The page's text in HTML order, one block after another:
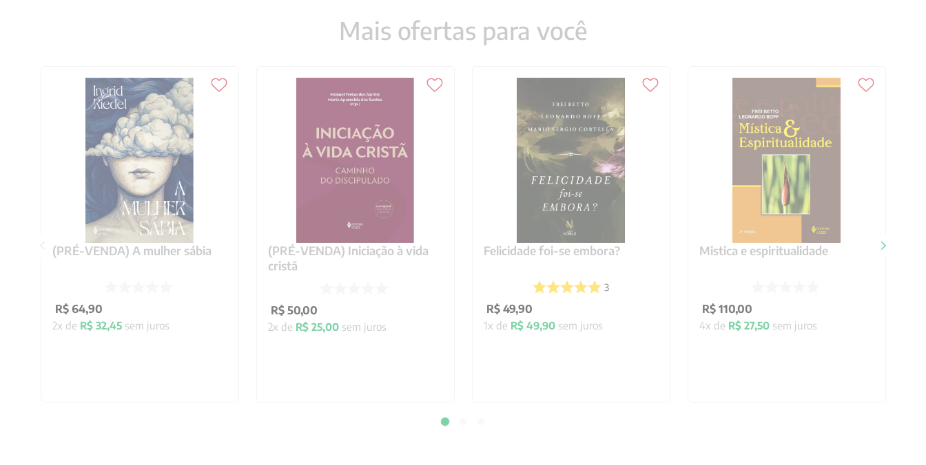
Mais ofertas para você
(PRÉ-VENDA) A mulher sábia
R$ 64,90
2x de R$ 32,45sem juros
(PRÉ-VENDA) Iniciação à vida
cristã
R$ 50,00
2x de R$ 25,00sem juros
Felicidade foi-se embora?
3
R$ 49,90
1x de R$ 49,90sem juros
Mistica e espiritualidade
R$ 110,00
4x de R$ 27,50sem juros